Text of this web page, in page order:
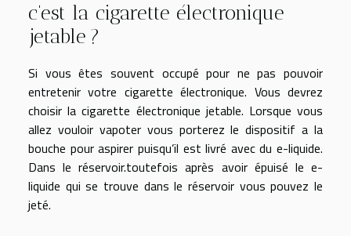
c’est la cigarette électronique
jetable ?
Si vous êtes souvent occupé pour ne pas pouvoir
entretenir votre cigarette électronique. Vous devrez
choisir la cigarette électronique jetable. Lorsque vous
allez vouloir vapoter vous porterez le dispositif a la
bouche pour aspirer puisqu’il est livré avec du e-liquide.
Dans le réservoir.toutefois après avoir épuisé le e-
liquide qui se trouve dans le réservoir vous pouvez le
jeté.